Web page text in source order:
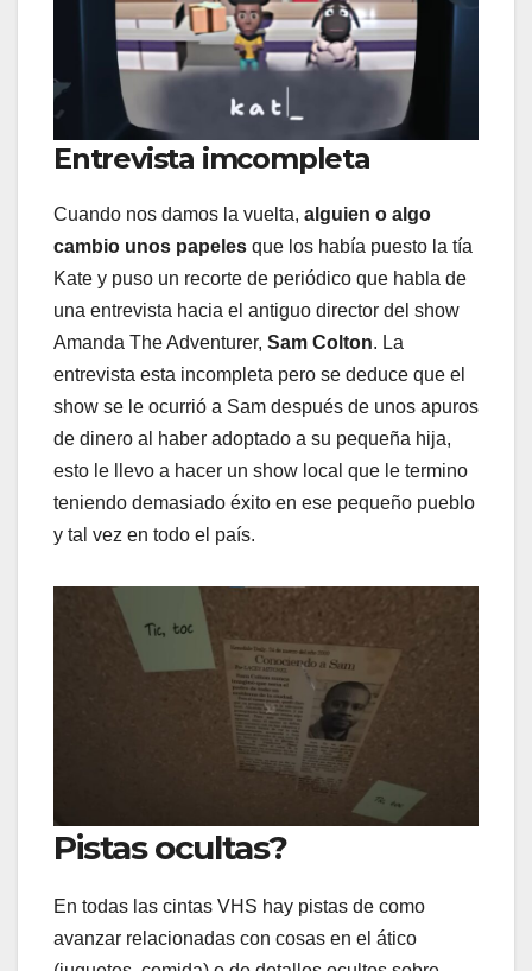
Entrevista imcompleta
Cuando nos damos la vuelta, alguien o algo
cambio unos papeles que los había puesto la tía
Kate y puso un recorte de periódico que habla de
una entrevista hacia el antiguo director del show
Amanda The Adventurer, Sam Colton. La
entrevista esta incompleta pero se deduce que el
show se le ocurrió a Sam después de unos apuros
de dinero al haber adoptado a su pequeña hija,
esto le llevo a hacer un show local que le termino
teniendo demasiado éxito en ese pequeño pueblo
y tal vez en todo el país.
Pistas ocultas?
En todas las cintas VHS hay pistas de como
avanzar relacionadas con cosas en el ático